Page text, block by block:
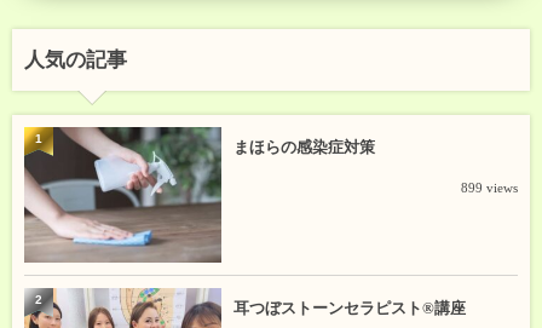
人気の記事
まほらの感染症対策
899 views
1
耳つぼストーンセラピスト®講座
2